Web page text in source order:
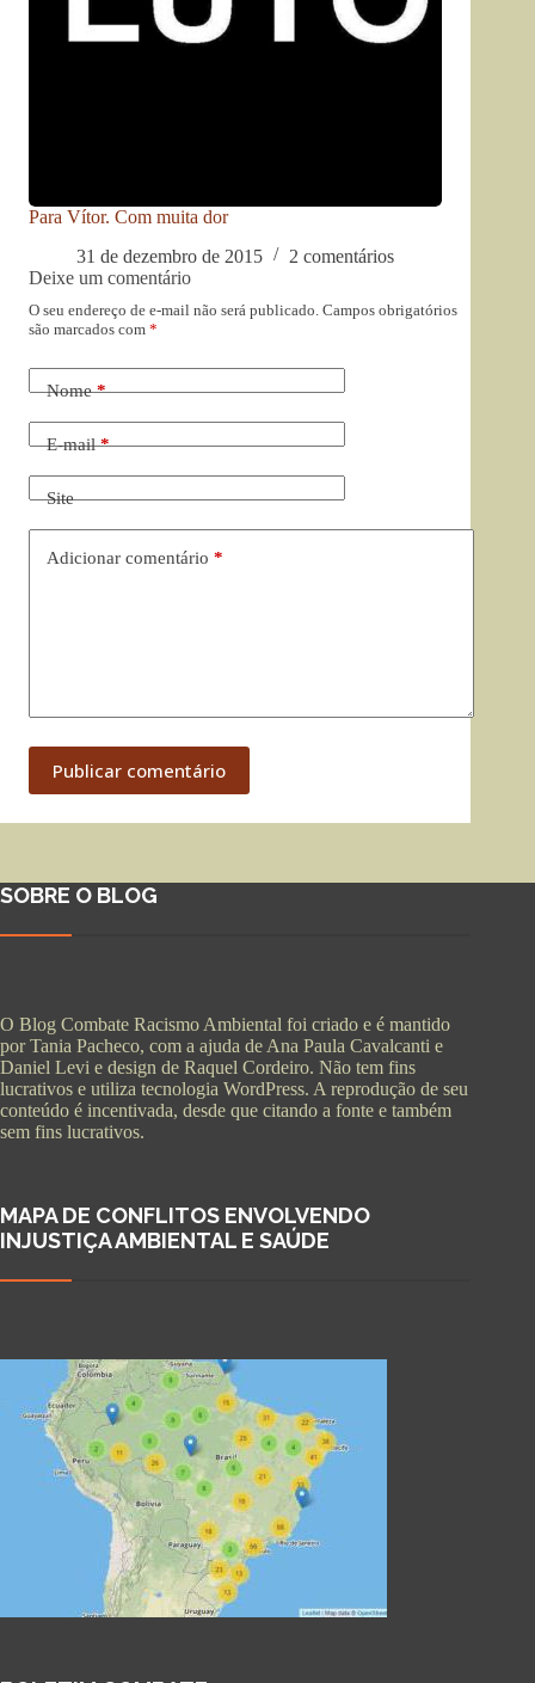
Para Vítor. Com muita dor
31 de dezembro de 2015
2 comentários
Deixe um comentário
O seu endereço de e-mail não será publicado. Campos obrigatórios
são marcados com *
Nome*
E-mail*
Site
Adicionar comentário *
Publicar comentário
SOBRE O BLOG
O Blog Combate Racismo Ambiental foi criado e é mantido
por Tania Pacheco, com a ajuda de Ana Paula Cavalcanti e
Daniel Levi e design de Raquel Cordeiro. Não tem fins
lucrativos e utiliza tecnologia WordPress. A reprodução de seu
conteúdo é incentivada, desde que citando a fonte e também
sem fins lucrativos.
MAPA DE CONFLITOS ENVOLVENDO
INJUSTIÇA AMBIENTAL E SAÚDE